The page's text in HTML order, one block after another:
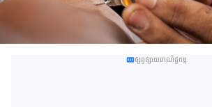
ផ្សព្វផ្សាយពាណិជ្ជកម្ម